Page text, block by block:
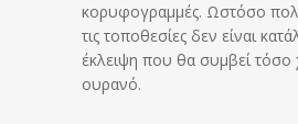
κορυφογραμμές. Ωστόσο
τις τοποθεσίες δεν είναι
έκλειψη που θα συμβεί τόσο
ουρανό.